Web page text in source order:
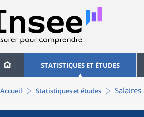
STATISTIQUES ET ÉTUDES
Accueil Statistiques et études